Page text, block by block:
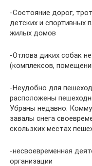
-Состояние дорог,
детских и спортивных
жилых домов
-Отлова диких собак
(комплексов,
-Неудобно для
расположены
Убраны недавно.
завалы снега
скользких местах
-несвоевременная
организации